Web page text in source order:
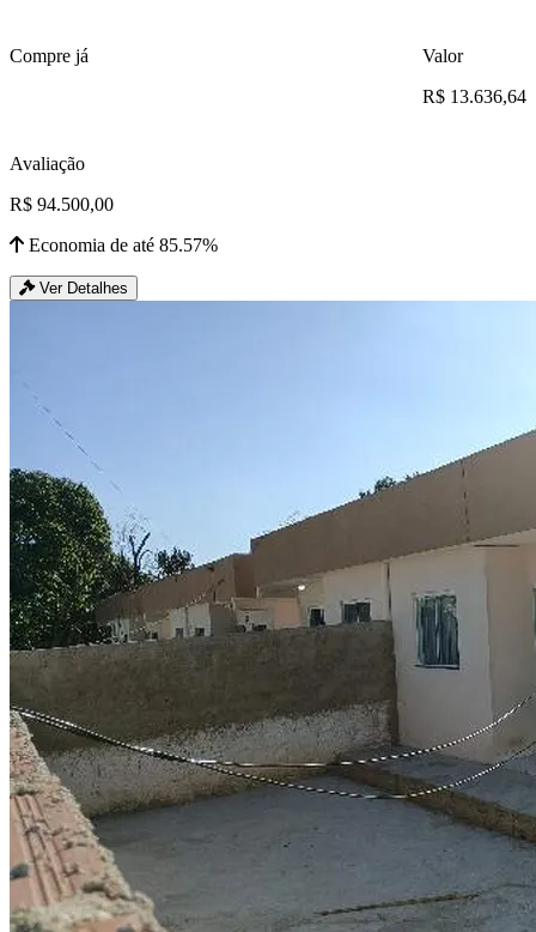
Compre já
Valor
R$ 13.636,64
Avaliação
R$ 94.500,00
Economia de até 85.57%
Ver Detalhes